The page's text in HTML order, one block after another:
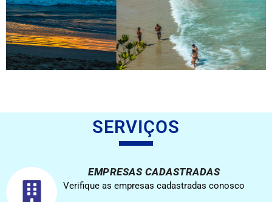
SERVIÇOS
EMPRESAS CADASTRADAS
Verifique as empresas cadastradas conosco